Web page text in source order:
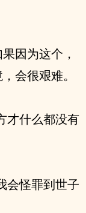
因为这个，
会很艰难。
才什么都没有
会怪罪到世子